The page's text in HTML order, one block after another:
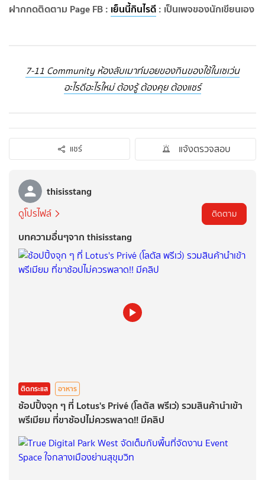
ฝากกดติดตาม Page FB : เย็นนี้กินไรดี: เป็นเพจของนักเขียนเอง
7-11 Community ห้องลับเมาท์มอยของกินของใช้ในเซเว่น
อะไรดีอะไรใหม่ ต้องรู้ ต้องคุย ต้องแชร์
แชร์ แจ้งตรวจสอบ
thisisstang
ดูโปรไฟล์ ติดตาม
บทความอื่นๆจาก thisisstang
ติดกระแส อาหาร
ช้อปปิ้งจุก ๆ ที่ Lotus's Privé (โลตัส พรีเว่) รวมสินค้านำเข้า
พรีเมียม ที่ขาช้อปไม่ควรพลาด!! มีคลิป